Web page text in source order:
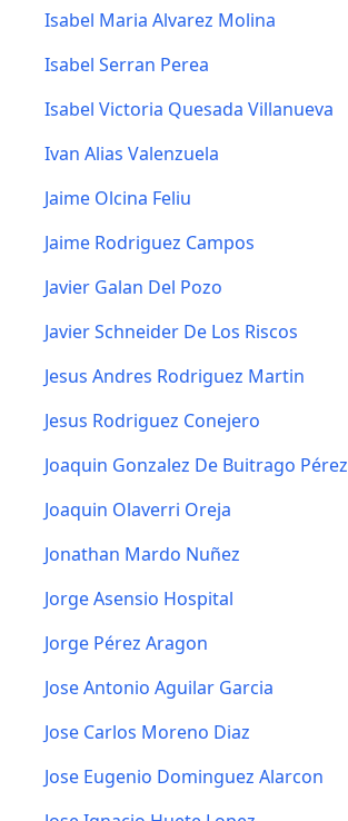
Isabel Maria Alvarez Molina
Isabel Serran Perea
Isabel Victoria Quesada Villanueva
Ivan Alias Valenzuela
Jaime Olcina Feliu
Jaime Rodriguez Campos
Javier Galan Del Pozo
Javier Schneider De Los Riscos
Jesus Andres Rodriguez Martin
Jesus Rodriguez Conejero
Joaquin Gonzalez De Buitrago Pérez
Joaquin Olaverri Oreja
Jonathan Mardo Nuñez
Jorge Asensio Hospital
Jorge Pérez Aragon
Jose Antonio Aguilar Garcia
Jose Carlos Moreno Diaz
Jose Eugenio Dominguez Alarcon